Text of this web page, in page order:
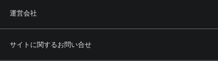
運営会社
サイトに関するお問い合せ